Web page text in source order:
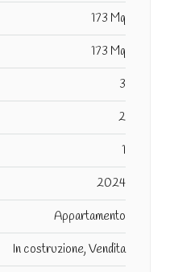
173 Mq
173 Mq
3
2
1
2024
Appartamento
In costruzione, Vendita